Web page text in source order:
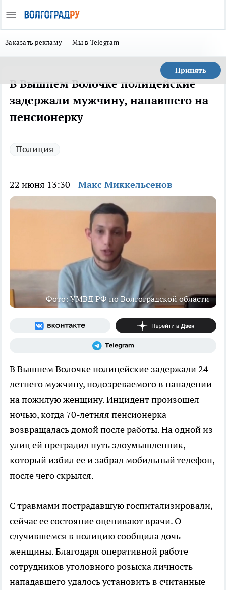
Заказать рекламу Мы в Telegram
Принять
В Вышнем Волочке полицейские
задержали мужчину, напавшего на
пенсионерку
Полиция
22 июня 13:30 Макс Миккельсенов
Фото: УМВД РФ по Волгоградской области
В Вышнем Волочке полицейские задержали 24-
летнего мужчину, подозреваемого в нападении
на пожилую женщину. Инцидент произошел
ночью, когда 70-летняя пенсионерка
возвращалась домой после работы. На одной из
улиц ей преградил путь злоумышленник,
который избил ее и забрал мобильный телефон,
после чего скрылся.
С травмами пострадавшую госпитализировали,
сейчас ее состояние оценивают врачи. О
случившемся в полицию сообщила дочь
женщины. Благодаря оперативной работе
сотрудников уголовного розыска личность
нападавшего удалось установить в считанные